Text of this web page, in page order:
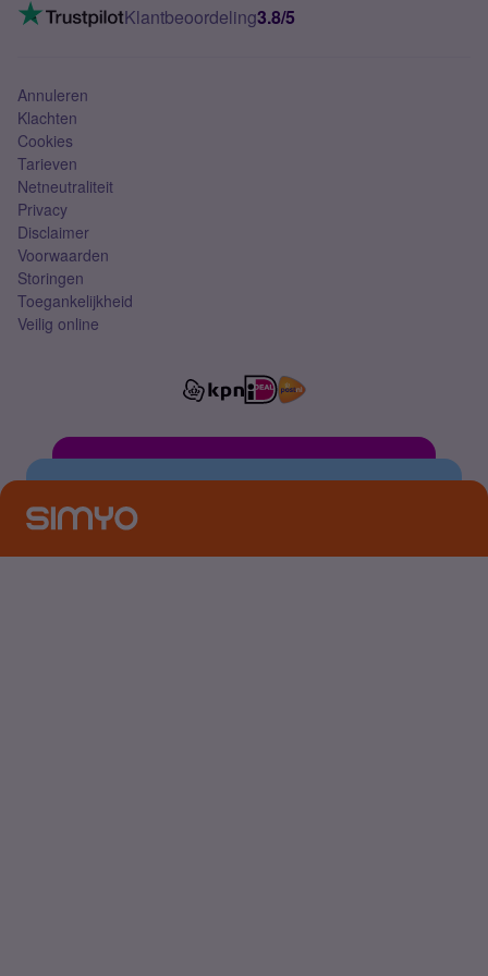
Mobiel abonnement
VoLTE 4G bellenKlantbeoordeling3.8/5
Annuleren
Klachten
Cookies
Tarieven
Netneutraliteit
Privacy
Disclaimer
Voorwaarden
Storingen
Toegankelijkheid
Veilig online